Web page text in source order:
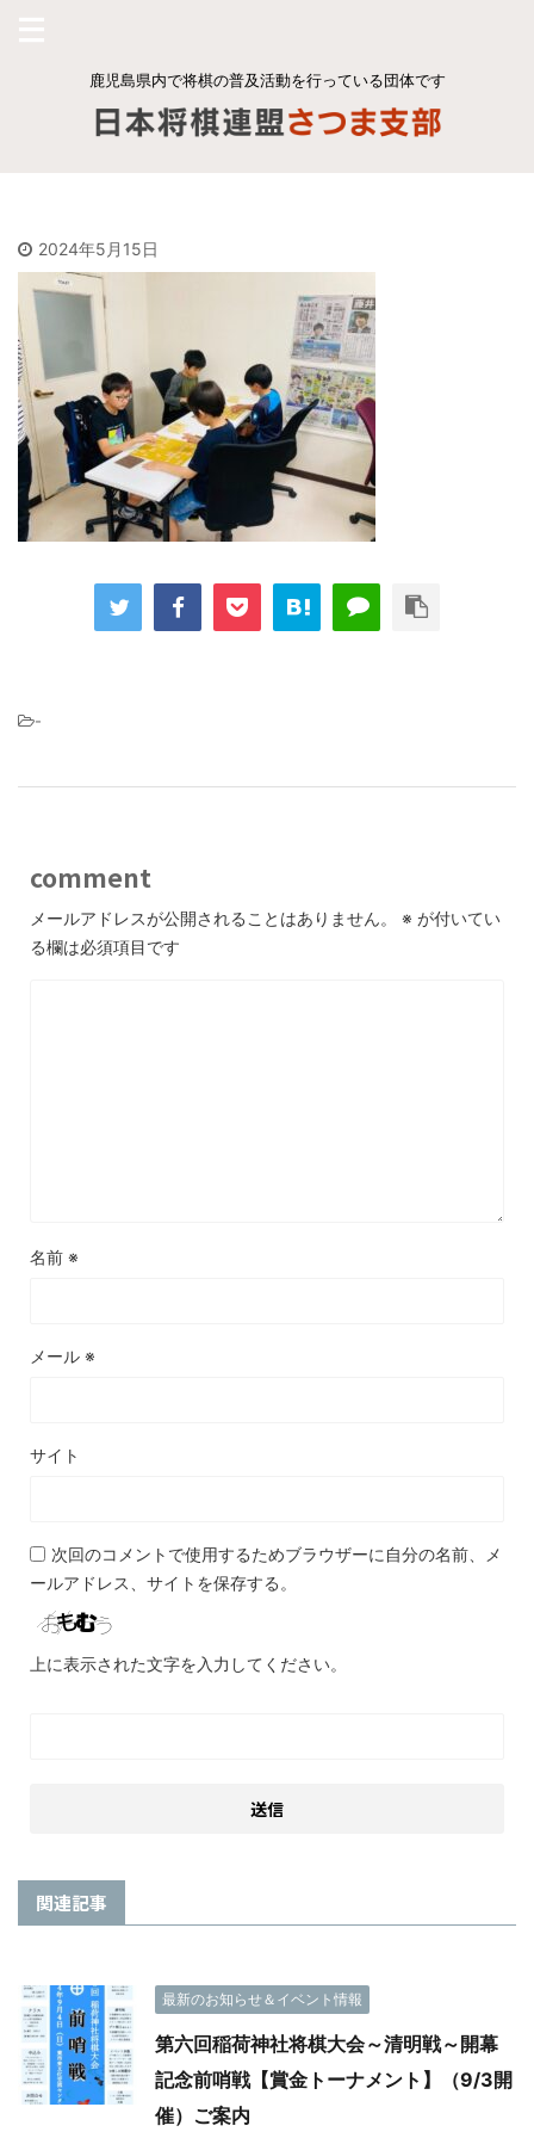
鹿児島県内で将棋の普及活動を行っている団体です
2024年5月15日
-
comment
メールアドレスが公開されることはありません。 ※ が付いてい
る欄は必須項目です
名前 ※
メール ※
サイト
次回のコメントで使用するためブラウザーに自分の名前、メ
ールアドレス、サイトを保存する。
上に表示された文字を入力してください。
関連記事
最新のお知らせ＆イベント情報
第六回稲荷神社将棋大会～清明戦～開幕
記念前哨戦【賞金トーナメント】（9/3開
催）ご案内